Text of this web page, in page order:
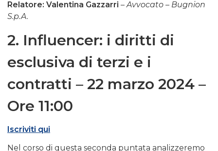
Relatore: Valentina Gazzarri –Avvocato – Bugnion
S.p.A.
2. Influencer: i diritti di
esclusiva di terzi e i
contratti – 22 marzo 2024 –
Ore 11:00
Iscriviti qui
Nel corso di questa seconda puntata analizzeremo